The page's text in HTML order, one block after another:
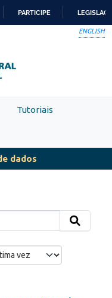
PARTICIPE
ENGLISH
Tutoriais
dados